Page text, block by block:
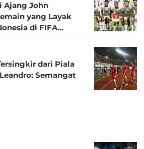
Ajang John
yang Layak
di FIFA
dari Piala
Semangat